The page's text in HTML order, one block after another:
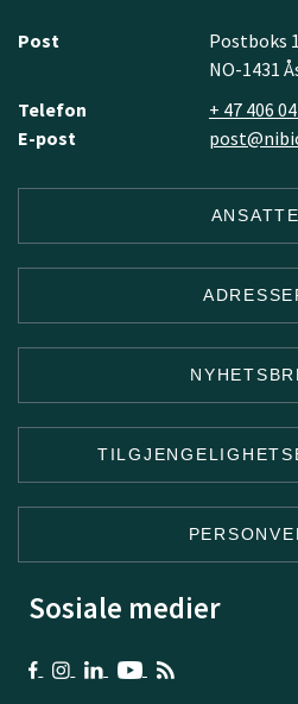
Post
Postboks
NO-1431
Telefon
+ 47 406
E-post
ANSATTE
Sosiale medier